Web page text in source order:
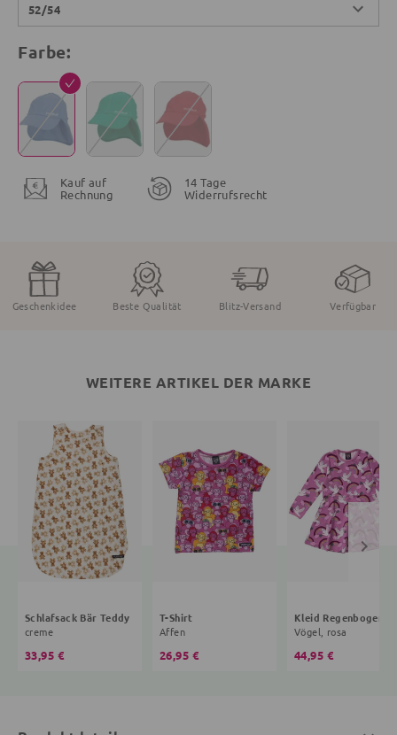
52/54
Farbe:
Kauf auf
Rechnung
14 Tage
Widerrufsrecht
Geschenkidee Beste Qualität Blitz-Versand Verfügbar
WEITERE ARTIKEL DER MARKE
Schlafsack Bär Teddy
creme
33,95 €
T-Shirt
Affen
26,95 €
Vögel, rosa
44,95 €